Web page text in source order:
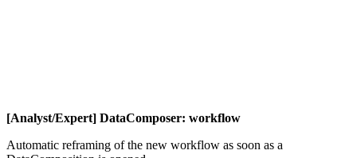
[Analyst/Expert] DataComposer: workflow
Automatic reframing of the new workflow as soon as a